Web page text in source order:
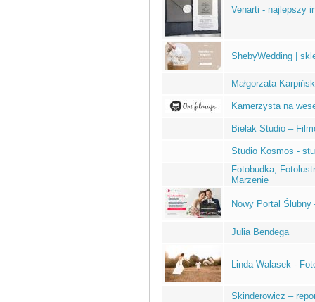
Venarti - najlepszy
ShebyWedding |
Małgorzata
Kamerzysta na
Bielak Studio –
Studio Kosmos -
Fotobudka,
Marzenie
Nowy Portal Ślubny
Julia Bendega
Linda Walasek -
Skinderowicz –